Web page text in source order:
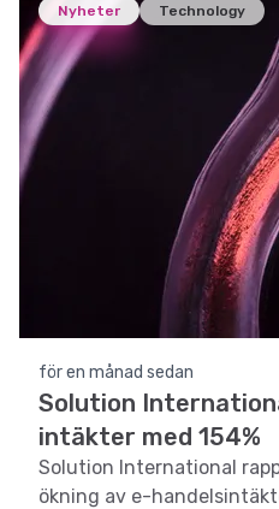
Nyheter Technology
för en månad sedan
Solution
intäkter med 154%
Solution International
ökning av e-